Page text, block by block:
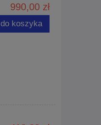
990,00 zł
do koszyka